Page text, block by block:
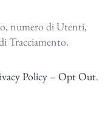
numero di Utenti,
Tracciamento.
Policy – Opt Out.